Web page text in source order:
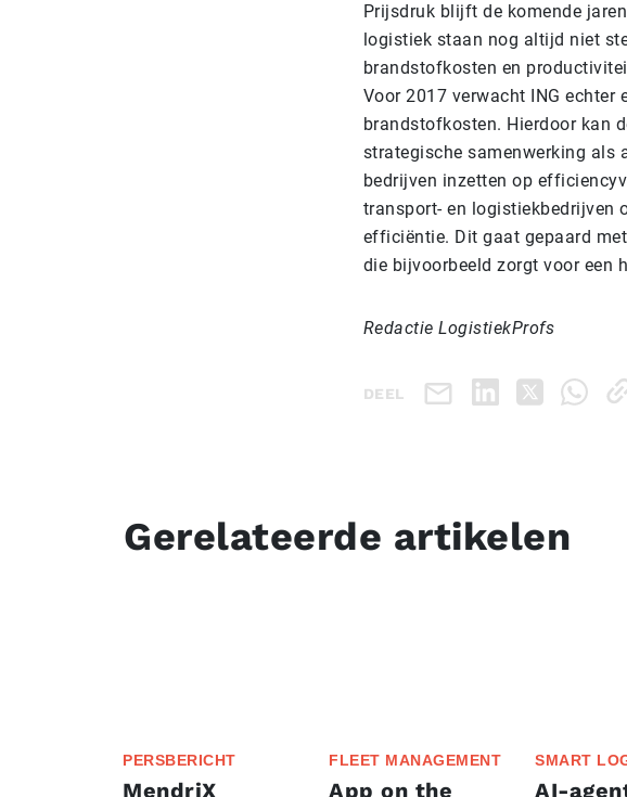
Prijsdruk blijft de komende
logistiek staan nog altijd niet
brandstofkosten en
Voor 2017 verwacht ING echter
brandstofkosten. Hierdoor kan
strategische samenwerking als
bedrijven inzetten op
transport- en logistiekbedrijven
efficiëntie. Dit gaat gepaard
die bijvoorbeeld zorgt voor een
Redactie LogistiekProfs
DEEL
Gerelateerde artikelen
PERSBERICHT
MendriX
FLEET MANAGEMENT
App on the
SMART
AI-